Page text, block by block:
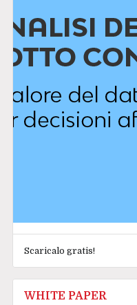
Scaricalo gratis!
WHITE PAPER